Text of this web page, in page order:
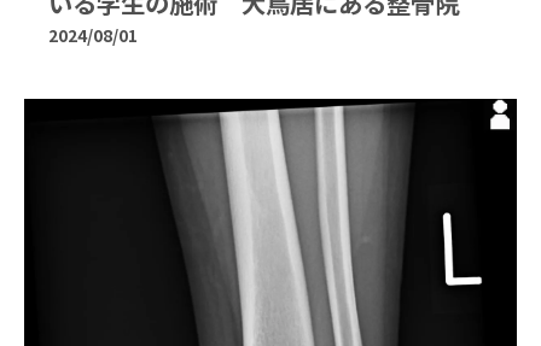
2024/08/01